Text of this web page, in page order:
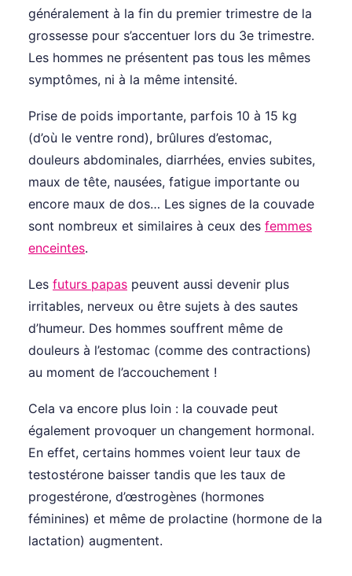
généralement à la fin du premier trimestre de la
grossesse pour s’accentuer lors du 3e trimestre.
Les hommes ne présentent pas tous les mêmes
symptômes, ni à la même intensité.
Prise de poids importante, parfois 10 à 15 kg
(d’où le ventre rond), brûlures d’estomac,
douleurs abdominales, diarrhées, envies subites,
maux de tête, nausées, fatigue importante ou
encore maux de dos… Les signes de la couvade
sont nombreux et similaires à ceux des femmes
enceintes.
Les futurs papas peuvent aussi devenir plus
irritables, nerveux ou être sujets à des sautes
d’humeur. Des hommes souffrent même de
douleurs à l’estomac (comme des contractions)
au moment de l’accouchement !
Cela va encore plus loin : la couvade peut
également provoquer un changement hormonal.
En effet, certains hommes voient leur taux de
testostérone baisser tandis que les taux de
progestérone, d’œstrogènes (hormones
féminines) et même de prolactine (hormone de la
lactation) augmentent.